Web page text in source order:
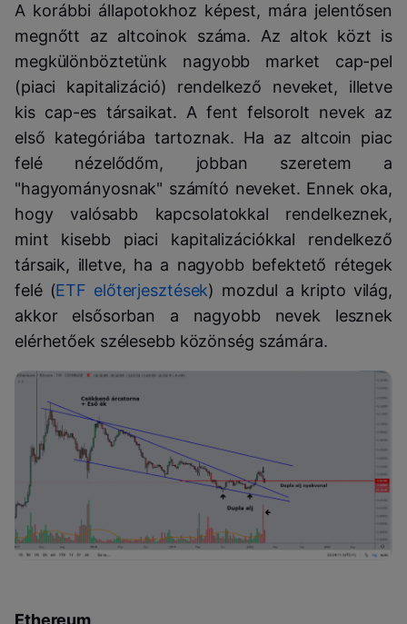
A korábbi állapotokhoz képest, mára jelentősen
megnőtt az altcoinok száma. Az altok közt is
megkülönböztetünk nagyobb market cap-pel
(piaci kapitalizáció) rendelkező neveket, illetve
kis cap-es társaikat. A fent felsorolt nevek az
első kategóriába tartoznak. Ha az altcoin piac
felé nézelődőm, jobban szeretem a
"hagyományosnak" számító neveket. Ennek oka,
hogy valósabb kapcsolatokkal rendelkeznek,
mint kisebb piaci kapitalizációkkal rendelkező
társaik, illetve, ha a nagyobb befektető rétegek
felé (ETF előterjesztések) mozdul a kripto világ,
akkor elsősorban a nagyobb nevek lesznek
elérhetőek szélesebb közönség számára.
Ethereum